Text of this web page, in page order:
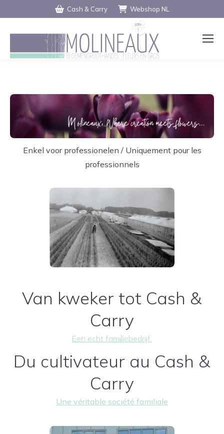
Cash & Carry Webshop NL
Enkel voor professionelen / Uniquement pour les
professionnels
Van kweker tot Cash &
Carry
Een echt familiebedrijf.
Du cultivateur au Cash &
Carry
Une véritable société familiale